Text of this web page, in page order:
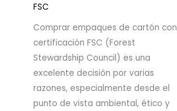
FSC
Comprar empaques de cartón con
certificación FSC (Forest
Stewardship Council) es una
excelente decisión por varias
razones, especialmente desde el
punto de vista ambiental, ético y